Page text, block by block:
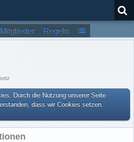
Mitglieder Regeln
Durch die Nutzung unserer Seite
dass wir Cookies setzen.